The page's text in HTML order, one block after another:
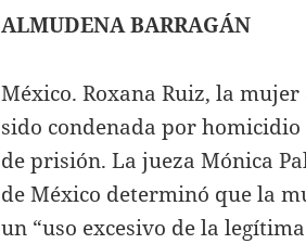
ALMUDENA BARRAGÁN
México. Roxana Ruiz, la
sido condenada por homicidio
de prisión. La jueza Mónica
de México determinó que la
un “uso excesivo de la